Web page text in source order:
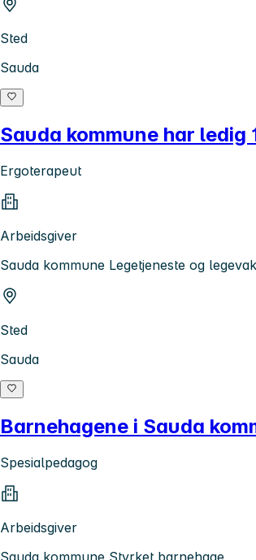
Sted
Sauda
Sauda kommune har ledig
Ergoterapeut
Arbeidsgiver
Sauda kommune Legetjeneste og
Sted
Sauda
Barnehagene i Sauda
Spesialpedagog
Arbeidsgiver